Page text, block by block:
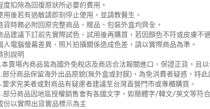
度扣除為回復原狀所必要的費用。
用後若有過敏請即刻停止使用，並請教醫生。
貨時務必附回原完整商品、贈品、包裝外盒均齊全。
品建議下訂前先實際試色、試用後再購買，若因顏色不符或皮膚不
人電腦螢幕差異、照片拍攝關係造成色差，請以實際商品為準。
別說明
本賣場內商品皆為國外免稅店及商店合法報關進口，保證正貨，且
部分商品保留海外出品原貌(無外盒或封膜)，為免消費者疑惑，特此
要求完美者或對商品有疑慮者建議至台灣直營門市或專櫃購買。
部分商品因地區授權銷售會有各國文字，如簡體字/韓文/英文等符
份以實際出貨實品標示為主